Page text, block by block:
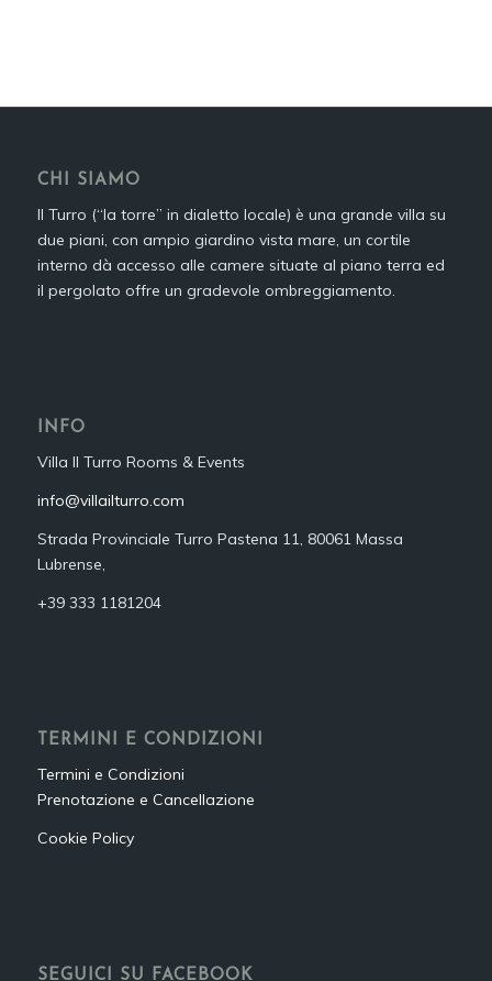
CHI SIAMO
Il Turro (“la torre” in dialetto locale) è una grande villa su
due piani, con ampio giardino vista mare, un cortile
interno dà accesso alle camere situate al piano terra ed
il pergolato offre un gradevole ombreggiamento.
INFO
Villa Il Turro Rooms & Events
info@villailturro.com
Strada Provinciale Turro Pastena 11, 80061 Massa
Lubrense,
+39 333 1181204‬
TERMINI E CONDIZIONI
Termini e Condizioni
Prenotazione e Cancellazione
Cookie Policy
SEGUICI SU FACEBOOK